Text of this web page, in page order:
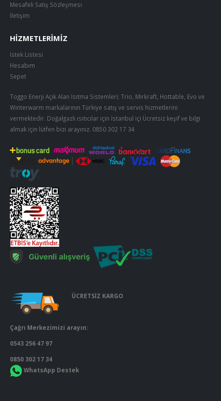
Mesafeli Satış Sözleşmesi
İletişim
HIZMETLERIMIZ
İstek Listesi
Hesabım
Sepet
Toggo Enerji Açık Alan Isıtma Sistemleri; Trio, Mirkraft, Hottable, Evo ve
Winterwarm markalarının Türkiye satış ve servis hizmetlerini
vermektedir. Doğalgazlı ısıtıcılar için İstanbul içi Ücretsiz keşif ve bilgi
almak için lütfen bizi arayınız. 0850 302 17 34
ÜCRETSİZ KARGO
Çağrı Merkezimizi arayın:
0543 256 47 97
0850 302 17 34
WhatsApp Destek